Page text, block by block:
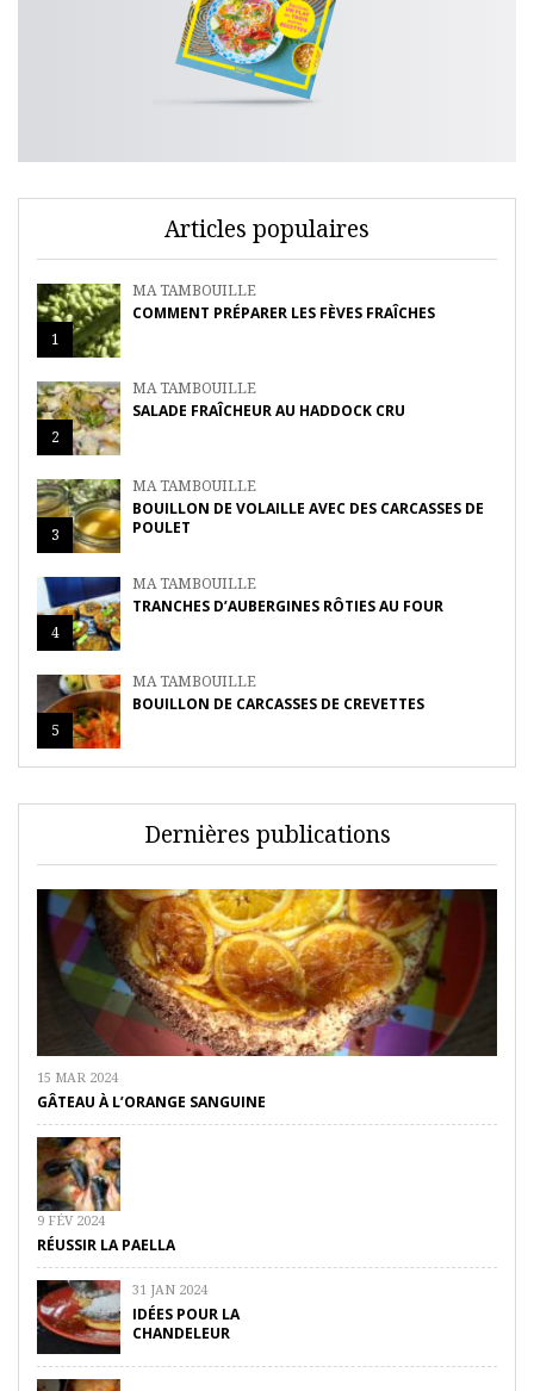
Articles populaires
1
MA TAMBOUILLE
COMMENT PRÉPARER LES FÈVES FRAÎCHES
2
MA TAMBOUILLE
SALADE FRAÎCHEUR AU HADDOCK CRU
3
MA TAMBOUILLE
BOUILLON DE VOLAILLE AVEC DES CARCASSES DE
POULET
4
MA TAMBOUILLE
TRANCHES D’AUBERGINES RÔTIES AU FOUR
5
MA TAMBOUILLE
BOUILLON DE CARCASSES DE CREVETTES
Dernières publications
15 MAR 2024
GÂTEAU À L’ORANGE SANGUINE
9 FÉV 2024
RÉUSSIR LA PAELLA
31 JAN 2024
IDÉES POUR LA
CHANDELEUR